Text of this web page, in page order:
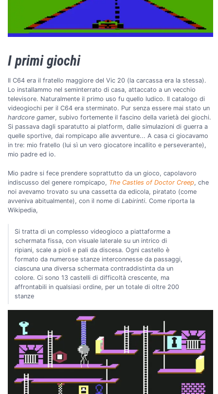
I primi giochi
Il C64 era il fratello maggiore del Vic 20 (la carcassa era la stessa).
Lo installammo nel seminterrato di casa, attaccato a un vecchio
televisore. Naturalmente il primo uso fu quello ludico. Il catalogo di
videogiochi per il C64 era sterminato. Pur senza essere mai stato un
hardcore gamer, subivo fortemente il fascino della varietà dei giochi.
Si passava dagli sparatutto ai platform, dalle simulazioni di guerra a
quelle sportive, dai rompicapo alle avventure... A casa ci giocavamo
in tre: mio fratello (lui sì un vero giocatore incallito e perseverante),
mio padre ed io.
Mio padre si fece prendere soprattutto da un gioco, capolavoro
indiscusso del genere rompicapo, The Castles of Doctor Creep, che
noi avevamo trovato su una cassetta da edicola, piratato (come
avveniva abitualmente), con il nome di Labirinti. Come riporta la
Wikipedia,
Si tratta di un complesso videogioco a piattaforme a
schermata fissa, con visuale laterale su un intrico di
ripiani, scale a pioli e pali da discesa. Ogni castello è
formato da numerose stanze interconnesse da passaggi,
ciascuna una diversa schermata contraddistinta da un
colore. Ci sono 13 castelli di difficoltà crescente, ma
affrontabili in qualsiasi ordine, per un totale di oltre 200
stanze